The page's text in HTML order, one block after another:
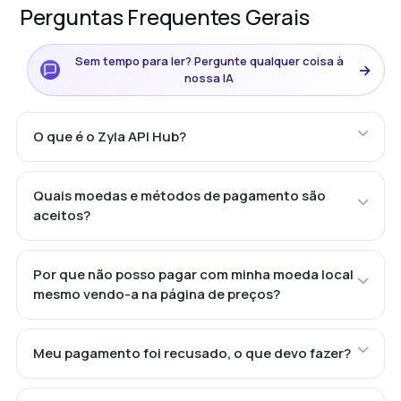
Perguntas Frequentes Gerais
Sem tempo para ler? Pergunte qualquer coisa à
nossa IA
→
O que é o Zyla API Hub?
Quais moedas e métodos de pagamento são
aceitos?
Por que não posso pagar com minha moeda local
mesmo vendo-a na página de preços?
Meu pagamento foi recusado, o que devo fazer?